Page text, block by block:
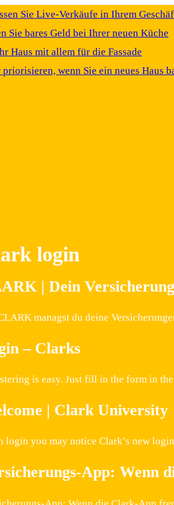
Sie Live-Verkäufe in Ihrem
Sie bares Geld bei Ihrer neuen Küche
Haus mit allem für die Fassade
wenn Sie ein neues Haus
login
| Dein
managst du deine
– Clarks
is easy. Just fill in the form in
| Clark University
login you may notice Clark’s new
App: Wenn